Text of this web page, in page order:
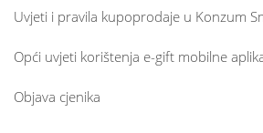
Uvjeti i pravila kupoprodaje u Konzum
Opći uvjeti korištenja e-gift mobilne
Objava cjenika